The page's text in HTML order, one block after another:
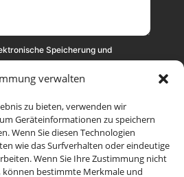
verwalten
zu bieten, verwenden wir
Geräteinformationen zu speichern
Wenn Sie diesen Technologien
wie das Surfverhalten oder eindeutige
Wenn Sie Ihre Zustimmung nicht
bestimmte Merkmale und
Speicherung und
für die Zwecke der Kampagne
ein. Diese Einwilligung kann jederzeit
hierzu und
in unserer Datenschutzerklärung,
dieser Seite.
= Senden